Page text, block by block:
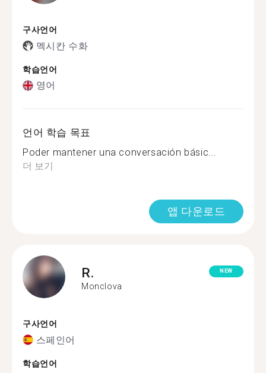
구사언어
멕시칸 수화
학습언어
영어
언어 학습 목표
Poder mantener una conversación básic...
더 보기
앱 다운로드
R.
Monclova
NEW
구사언어
스페인어
학습언어